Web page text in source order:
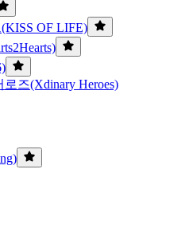
OF LIFE)
즈(Xdinary Heroes)